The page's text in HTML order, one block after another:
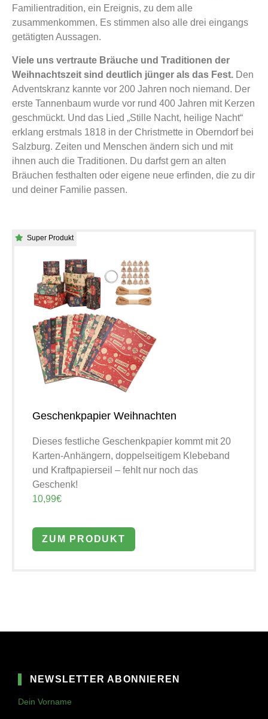
Familientradition, ein Ereignis, zu dem alle
zusammenkommen. Es stimmen also alle drei eingangs
getätigten Aussagen.
Viele uns vertraute Bräuche und Traditionen der
Weihnachtszeit sind deutlich jünger als das Fest. Den
Adventskranz kannte vor 200 Jahren noch niemand. Der
erste Tannenbaum wurde vor rund 400 Jahren mit Kerzen
geschmückt. Und das Lied „Stille Nacht, heilige Nacht“
erklang erstmals 1818 in der Christmette in Oberndorf bei
Salzburg. Zeiten und Menschen ändern sich und mit
ihnen auch die Traditionen. Du darfst gern an alten
Bräuchen festhalten oder eigene neue erfinden, die zu dir
und deiner Familie passen.
Geschenkpapier Weihnachten
Dieses festliche Geschenkpapier kommt mit 20
Karten-Anhängern, doppelseitigem Klebeband
und Kraftpapierseil – fehlt nur noch das
Geschenk!
10,99€
ZUM PRODUKT
Super Produkt
NEWSLETTER ABONNIEREN
Dein Vorname